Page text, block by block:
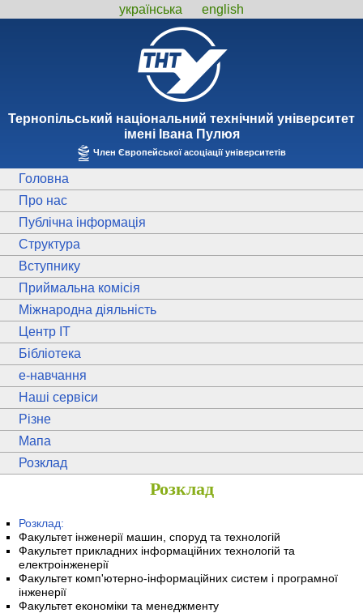
українська english
Тернопiльський національний технiчний унiверситет
iменi Iвана Пулюя
Член Європейської асоціації університетів
Головна
Про нас
Публічна інформація
Структура
Вступнику
Приймальна комісія
Міжнародна діяльність
Центр ІТ
Бібліотека
e-навчання
Наші сервіси
Різне
Мапа
Розклад
Розклад
Розклад:
Факультет інженерії машин, споруд та технологій
Факультет прикладних інформаційних технологій та
електроінженерії
Факультет комп'ютерно-інформаційних систем і програмної
інженерії
Факультет економіки та менеджменту